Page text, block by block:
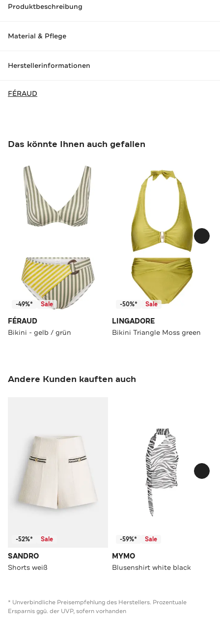
Produktbeschreibung
Material & Pflege
Herstellerinformationen
FÉRAUD
Das könnte Ihnen auch gefallen
-49%* Sale
FÉRAUD
Bikini - gelb / grün
-50%* Sale
LINGADORE
Bikini Triangle Moss green
Andere Kunden kauften auch
-52%* Sale
SANDRO
Shorts weiß
-59%* Sale
MYMO
Blusenshirt white black
* Unverbindliche Preisempfehlung des Herstellers. Prozentuale
Ersparnis ggü. der UVP, sofern vorhanden